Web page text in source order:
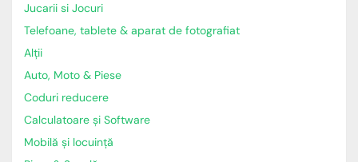
Jucarii si Jocuri
Telefoane, tablete & aparat de fotografiat
Alții
Auto, Moto & Piese
Coduri reducere
Calculatoare și Software
Mobilă și locuință